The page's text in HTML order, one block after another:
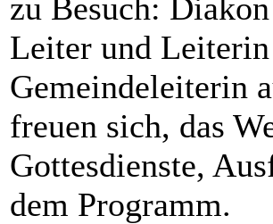
zu Besuch:
Leiter und
Gemeindeleiterin
freuen sich, das
Gottesdienste,
dem Programm.